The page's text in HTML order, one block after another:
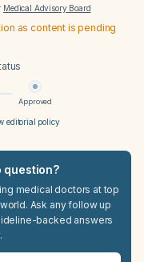
Medical Advisory Board
as content is pending
Approved
editorial policy
question?
medical doctors at top
Ask any follow up
backed answers